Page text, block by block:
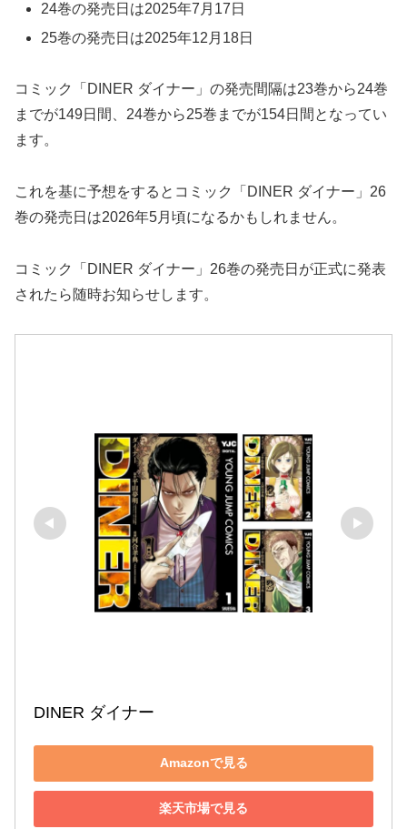
24巻の発売日は2025年7月17日
25巻の発売日は2025年12月18日
コミック「DINER ダイナー」の発売間隔は23巻から24巻
までが149日間、24巻から25巻までが154日間となってい
ます。
これを基に予想をするとコミック「DINER ダイナー」26
巻の発売日は2026年5月頃になるかもしれません。
コミック「DINER ダイナー」26巻の発売日が正式に発表
されたら随時お知らせします。
DINER ダイナー
Amazonで見る
楽天市場で見る